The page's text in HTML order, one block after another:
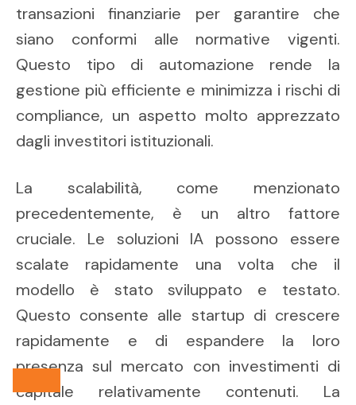
transazioni finanziarie per garantire che
siano conformi alle normative vigenti.
Questo tipo di automazione rende la
gestione più efficiente e minimizza i rischi di
compliance, un aspetto molto apprezzato
dagli investitori istituzionali.
La scalabilità, come menzionato
precedentemente, è un altro fattore
cruciale. Le soluzioni IA possono essere
scalate rapidamente una volta che il
modello è stato sviluppato e testato.
Questo consente alle startup di crescere
rapidamente e di espandere la loro
presenza sul mercato con investimenti di
capitale relativamente contenuti. La